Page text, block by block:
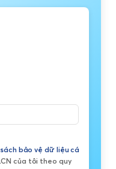
bảo vệ dữ liệu cá
của tôi theo quy